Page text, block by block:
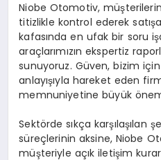
Niobe Otomotiv,
titizlikle kontrol ederek
kafasında en ufak bir soru
araçlarımızın ekspertiz
sunuyoruz. Güven, bizim
anlayışıyla hareket eden
memnuniyetine büyük
Sektörde sıkça karşılaşılan
süreçlerinin aksine, Niobe
müşteriyle açık iletişim